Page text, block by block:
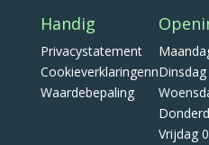
Handig
Privacystatement
Cookieverklaringenn
Waardebepaling
Vrijdag